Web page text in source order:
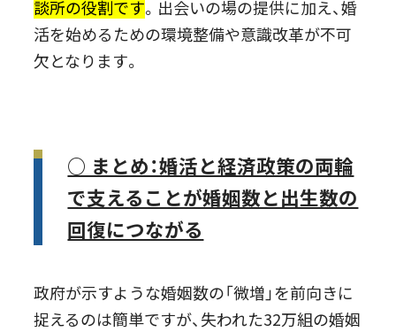
談所の役割です。出会いの場の提供に加え、婚
活を始めるための環境整備や意識改革が不可
欠となります。
○ まとめ：婚活と経済政策の両輪
で支えることが婚姻数と出生数の
回復につながる
政府が示すような婚姻数の「微増」を前向きに
捉えるのは簡単ですが、失われた32万組の婚姻